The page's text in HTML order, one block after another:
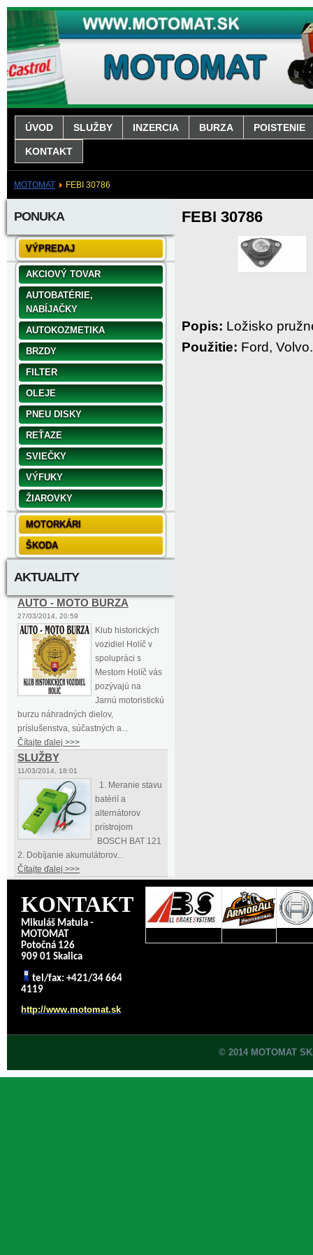
ÚVOD SLUŽBY INZERCIA BURZA POISTENIE
KONTAKT
MOTOMAT FEBI 30786
PONUKA
VÝPREDAJ
AKCIOVÝ TOVAR
AUTOBATÉRIE,
NABÍJAČKY
AUTOKOZMETIKA
BRZDY
FILTER
OLEJE
PNEU DISKY
REŤAZE
SVIEČKY
VÝFUKY
ŽIAROVKY
MOTORKÁRI
ŠKODA
AKTUALITY
AUTO - MOTO BURZA
27/03/2014, 20:59
Klub historických
vozidiel Holíč v
spolupráci s
Mestom Holíč vás
pozývajú na
Jarnú motoristickú
burzu náhradných dielov,
príslušenstva, súčastných a...
Čítajte ďalej >>>
SLUŽBY
11/03/2014, 18:01
1. Meranie stavu
batérií a
alternátorov
prístrojom
BOSCH BAT 121
2. Dobíjanie akumulátorov...
Čítajte ďalej >>>
FEBI 30786
Popis: Ložisko
Použitie: Ford, Volvo.
KONTAKT
Mikuláš Matula -
MOTOMAT
Potočná 126
909 01 Skalica
tel/fax: +421/34 664
4119
http://www.motomat.sk
© 2014